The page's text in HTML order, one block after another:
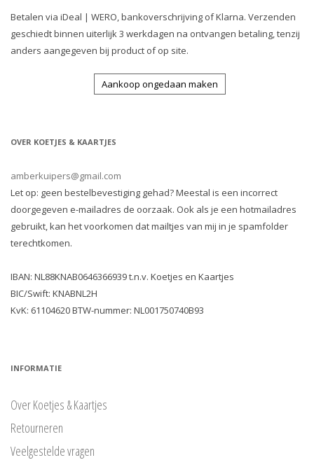
Betalen via iDeal | WERO, bankoverschrijving of Klarna. Verzenden
geschiedt binnen uiterlijk 3 werkdagen na ontvangen betaling, tenzij
anders aangegeven bij product of op site.
Aankoop ongedaan maken
OVER KOETJES & KAARTJES
amberkuipers@gmail.com
Let op: geen bestelbevestiging gehad? Meestal is een incorrect
doorgegeven e-mailadres de oorzaak. Ook als je een hotmailadres
gebruikt, kan het voorkomen dat mailtjes van mij in je spamfolder
terechtkomen.
IBAN: NL88KNAB0646366939 t.n.v. Koetjes en Kaartjes
BIC/Swift: KNABNL2H
KvK: 61104620 BTW-nummer: NL001750740B93
INFORMATIE
Over Koetjes & Kaartjes
Retourneren
Veelgestelde vragen